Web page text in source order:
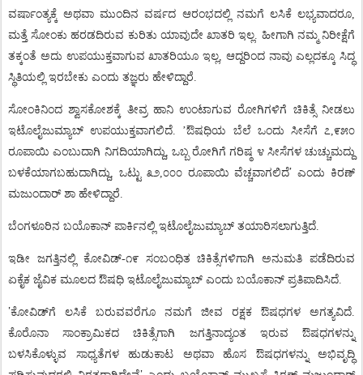
ವರ್ಷಾಂತ್ಯಕ್ಕೆ ಅಥವಾ ಮುಂದಿನ ವರ್ಷದ ಆರಂಭದಲ್ಲಿ ನಮಗೆ ಲಸಿಕೆ ಲಭ್ಯವಾದರೂ,
ಮತ್ತೆ ಸೋಂಕು ಹರಡದಿರುವ ಕುರಿತು ಯಾವುದೇ ಖಾತರಿ ಇಲ್ಲ. ಹೀಗಾಗಿ ನಮ್ಮ ನಿರೀಕ್ಷೆಗೆ
ತಕ್ಕಂತೆ ಅದು ಉಪಯುಕ್ತವಾಗುವ ಖಾತರಿಯೂ ಇಲ್ಲ, ಆದ್ದರಿಂದ ನಾವು ಎಲ್ಲದಕ್ಕೂ ಸಿದ್ಧ
ಸ್ಥಿತಿಯಲ್ಲಿ ಇರಬೇಕು ಎಂದು ತಜ್ಞರು ಹೇಳಿದ್ದಾರೆ.
ಸೋಂಕಿನಿಂದ ಶ್ವಾಸಕೋಶಕ್ಕೆ ತೀವ್ರ ಹಾನಿ ಉಂಟಾಗುವ ರೋಗಿಗಳಿಗೆ ಚಿಕಿತ್ಸೆ ನೀಡಲು
ಇಟೊಲೈಜುಮ್ಯಾಬ್ ಉಪಯುಕ್ತವಾಗಲಿದೆ. ’ಔಷಧಿಯ ಬೆಲೆ ಒಂದು ಸೀಸೆಗೆ ೭,೯೫೦
ರೂಪಾಯಿ ಎಂಬುದಾಗಿ ನಿಗದಿಯಾಗಿದ್ದು, ಒಬ್ಬ ರೋಗಿಗೆ ಗರಿಷ್ಠ ೪ ಸೀಸೆಗಳ ಚುಚ್ಚುಮದ್ದು
ಬಳಕೆಯಾಗಬಹುದಾಗಿದ್ದು, ಒಟ್ಟು ೩೨,೦೦೦ ರೂಪಾಯಿ ವೆಚ್ಚವಾಗಲಿದೆ’ ಎಂದು ಕಿರಣ್
ಮಜುಂದಾರ್ ಶಾ ಹೇಳಿದ್ದಾರೆ.
ಬೆಂಗಳೂರಿನ ಬಯೊಕಾನ್ ಪಾರ್ಕಿನಲ್ಲಿ ಇಟೊಲೈಜುಮ್ಯಾಬ್ ತಯಾರಿಸಲಾಗುತ್ತಿದೆ.
ಇಡೀ ಜಗತ್ತಿನಲ್ಲಿ ಕೋವಿಡ್-೧೯ ಸಂಬಂಧಿತ ಚಿಕಿತ್ಸೆಗಳಿಗಾಗಿ ಅನುಮತಿ
ಪಡೆದಿರುವ
ಏಕೈಕ ಜೈವಿಕ ಮೂಲದ ಔಷಧಿ ಇಟೊಲೈಜುಮ್ಯಾಬ್ ಎಂದು ಬಯೊಕಾನ್ ಪ್ರತಿಪಾದಿಸಿದೆ.
’ಕೋವಿಡ್ಗೆ ಲಸಿಕೆ ಬರುವವರೆಗೂ ನಮಗೆ ಜೀವ ರಕ್ಷಕ ಔಷಧಗಳ ಅಗತ್ಯವಿದೆ.
ಕೊರೊನಾ
ಸಾಂಕ್ರಾಮಿಕದ ಚಿಕಿತ್ಸೆಗಾಗಿ ಜಗತ್ತಿನಾದ್ಯಂತ ಇರುವ
ಔಷಧಗಳನ್ನು
ಬಳಸಿಕೊಳ್ಳುವ
ಸಾಧ್ಯತೆಗಳ ಹುಡುಕಾಟ ಅಥವಾ ಹೊಸ ಔಷಧಗಳನ್ನು
ಅಭಿವೃದ್ಧಿ